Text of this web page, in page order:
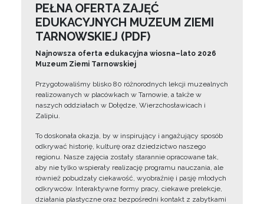
PEŁNA OFERTA ZAJĘĆ
EDUKACYJNYCH MUZEUM ZIEMI
TARNOWSKIEJ (PDF)
Najnowsza oferta edukacyjna wiosna–lato 2026
Muzeum Ziemi Tarnowskiej
Przygotowaliśmy blisko 80 różnorodnych lekcji muzealnych
realizowanych w placówkach w Tarnowie, a także w
naszych oddziałach w Dołędze, Wierzchosławicach i
Zalipiu.
To doskonała okazja, by w inspirujący i angażujący sposób
odkrywać historię, kulturę oraz dziedzictwo naszego
regionu. Nasze zajęcia zostały starannie opracowane tak,
aby nie tylko wspierały realizację programu nauczania, ale
również pobudzały ciekawość, wyobraźnię i pasję młodych
odkrywców. Interaktywne formy pracy, ciekawe prelekcje,
działania plastyczne oraz bezpośredni kontakt z zabytkami